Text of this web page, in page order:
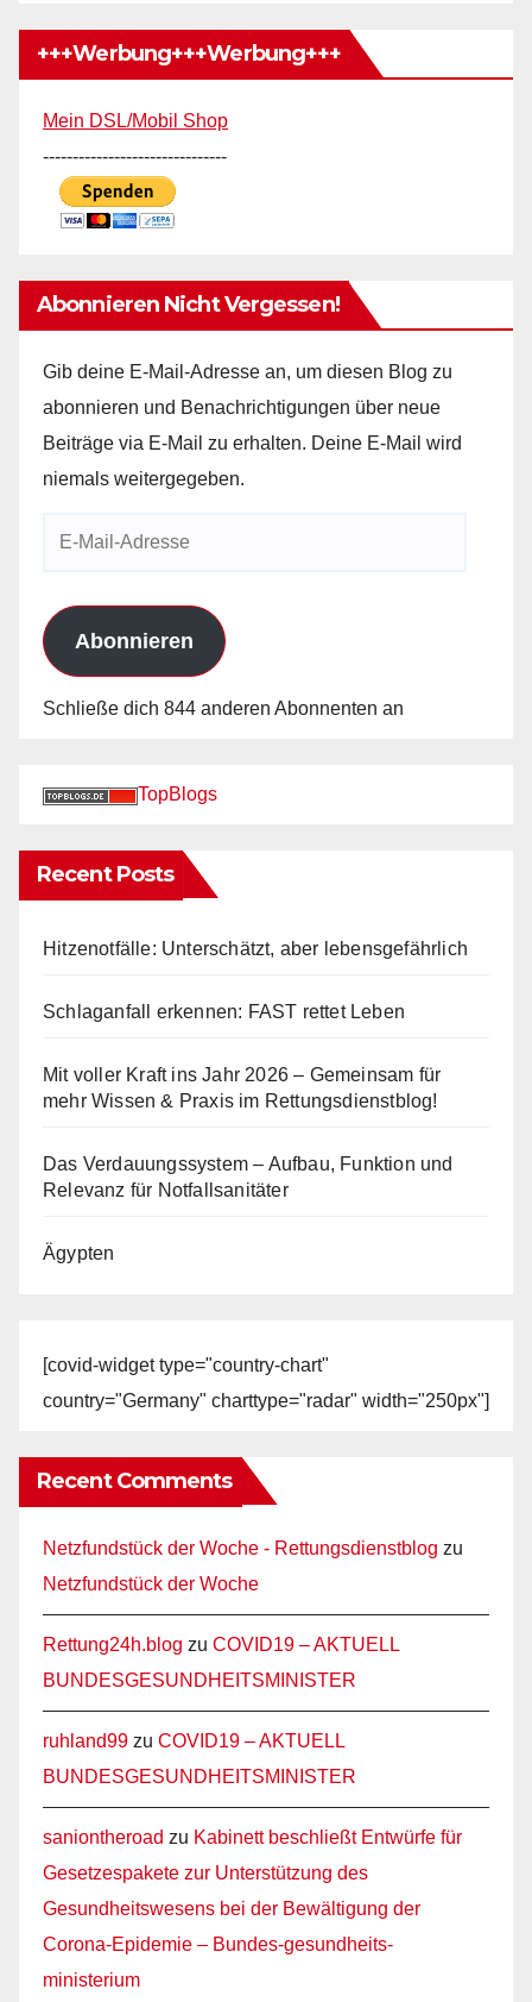
+++Werbung+++Werbung+++
Mein DSL/Mobil Shop
-------------------------------
Abonnieren Nicht Vergessen!
Gib deine E-Mail-Adresse an, um diesen Blog zu
abonnieren und Benachrichtigungen über neue
Beiträge via E-Mail zu erhalten. Deine E-Mail wird
niemals weitergegeben.
Abonnieren
Schließe dich 844 anderen Abonnenten an
TopBlogs
Recent Posts
Hitzenotfälle: Unterschätzt, aber lebensgefährlich
Schlaganfall erkennen: FAST rettet Leben
Mit voller Kraft ins Jahr 2026 – Gemeinsam für
mehr Wissen & Praxis im Rettungsdienstblog!
Das Verdauungssystem – Aufbau, Funktion und
Relevanz für Notfallsanitäter
Ägypten
[covid-widget type="country-chart"
country="Germany" charttype="radar" width="250px"]
Recent Comments
Netzfundstück der Woche - Rettungsdienstblog zu
Netzfundstück der Woche
Rettung24h.blog zu COVID19 – AKTUELL
BUNDESGESUNDHEITSMINISTER
ruhland99 zu COVID19 – AKTUELL
BUNDESGESUNDHEITSMINISTER
saniontheroad zu Kabinett beschließt Entwürfe für
Gesetzespakete zur Unterstützung des
Gesundheitswesens bei der Bewältigung der
Corona-Epidemie – Bundes-gesundheits-
ministerium